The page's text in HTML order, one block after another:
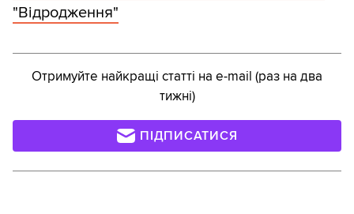
"Відродження"
Отримуйте найкращі статті на e-mail (раз на два
тижні)
ПІДПИСАТИСЯ